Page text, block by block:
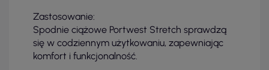
Zastosowanie:
Spodnie ciążowe Portwest Stretch sprawdzą
się w codziennym użytkowaniu, zapewniając
komfort i funkcjonalność.